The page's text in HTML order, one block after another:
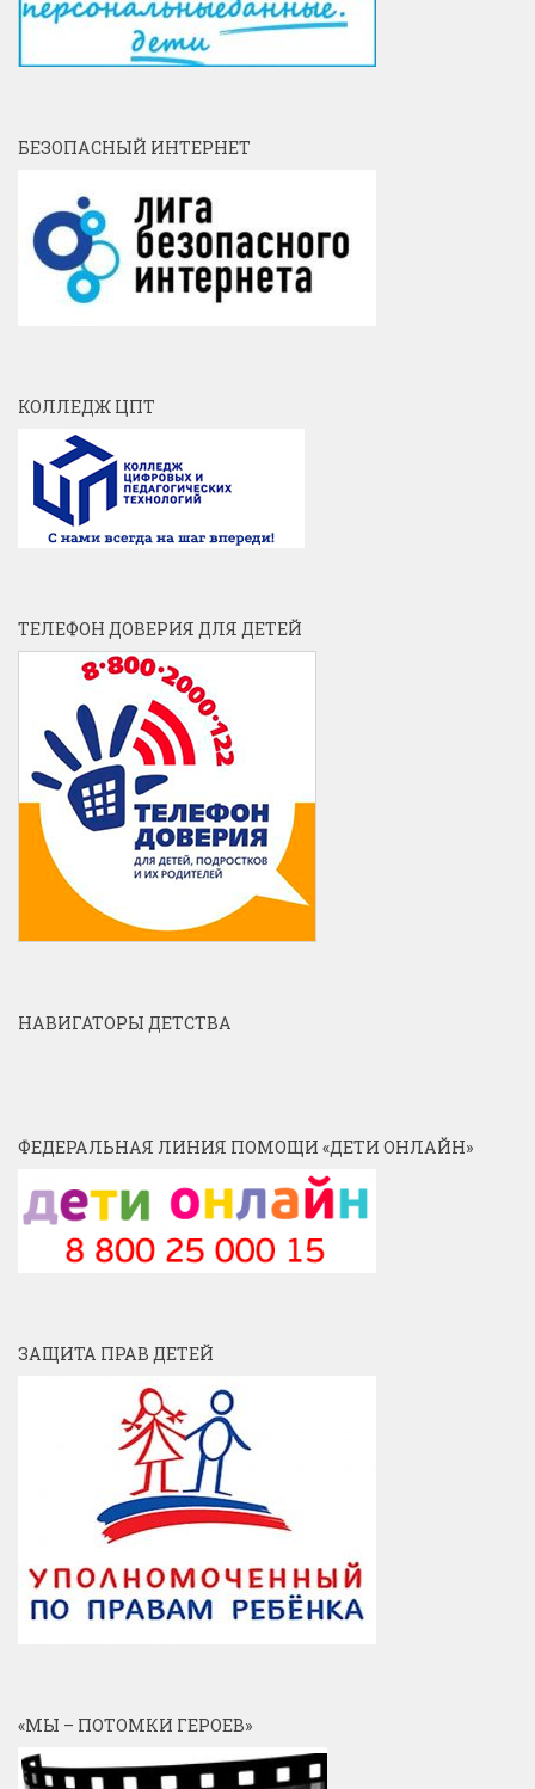
БЕЗОПАСНЫЙ ИНТЕРНЕТ
КОЛЛЕДЖ ЦПТ
ТЕЛЕФОН ДОВЕРИЯ ДЛЯ ДЕТЕЙ
НАВИГАТОРЫ ДЕТСТВА
ФЕДЕРАЛЬНАЯ ЛИНИЯ ПОМОЩИ «ДЕТИ ОНЛАЙН»
ЗАЩИТА ПРАВ ДЕТЕЙ
«МЫ – ПОТОМКИ ГЕРОЕВ»